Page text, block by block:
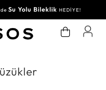
Su Yolu Bileklik HEDİYE!